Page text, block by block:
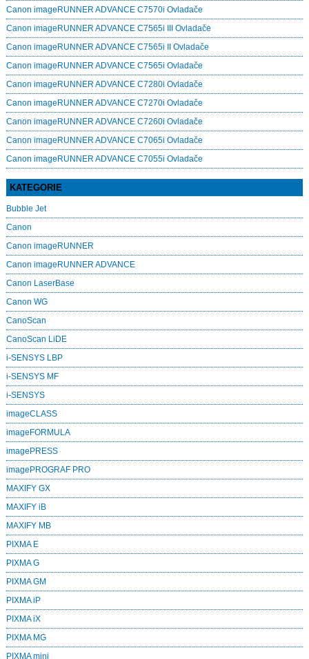
Canon imageRUNNER ADVANCE C7570i Ovladače
Canon imageRUNNER ADVANCE C7565i III Ovladače
Canon imageRUNNER ADVANCE C7565i II Ovladače
Canon imageRUNNER ADVANCE C7565i Ovladače
Canon imageRUNNER ADVANCE C7280i Ovladače
Canon imageRUNNER ADVANCE C7270i Ovladače
Canon imageRUNNER ADVANCE C7260i Ovladače
Canon imageRUNNER ADVANCE C7065i Ovladače
Canon imageRUNNER ADVANCE C7055i Ovladače
KATEGORIE
Bubble Jet
Canon
Canon imageRUNNER
Canon imageRUNNER ADVANCE
Canon LaserBase
Canon WG
CanoScan
CanoScan LiDE
i-SENSYS LBP
i-SENSYS MF
i‑SENSYS
imageCLASS
imageFORMULA
imagePRESS
imagePROGRAF PRO
MAXIFY GX
MAXIFY iB
MAXIFY MB
PIXMA E
PIXMA G
PIXMA GM
PIXMA iP
PIXMA iX
PIXMA MG
PIXMA mini